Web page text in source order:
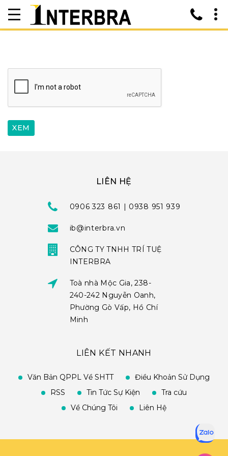
LIÊN HỆ
0906 323 861 | 0938 951 939
ib@interbra.vn
CÔNG TY TNHH TRÍ TUỆ
INTERBRA
Toà nhà Mộc Gia, 238-
240-242 Nguyễn Oanh,
Phường Gò Vấp, Hồ Chí
Minh
LIÊN KẾT NHANH
Văn Bản QPPL Về SHTT
Điều Khoản Sử Dụng
RSS
Tin Tức Sự Kiện
Tra cứu
Về Chúng Tôi
Liên Hệ